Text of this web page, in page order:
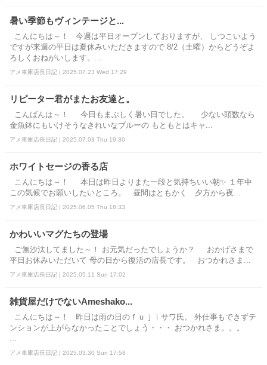
暑い季節もヴィンテージと...
こんにちは～！ 今週は平日オープンしておりますが、 しつこいよう
ですが来週の平日は夏休みいただきますので 8/2（土曜）からどうぞよ
ろしくおねがいします。...
アメ車庫店長日記 | 2025.07.23 Wed 17:29
リピーター君がまたお友達と。
こんばんは～！ 今日もまぶしく暑い日でした。 少ない頭数なら
金魚鉢にもいけそうなきれいなブルーの もともとはキャ...
アメ車庫店長日記 | 2025.07.03 Thu 19:30
ホワイトセージの香る店
こんにちは～！ 本日は昨日よりまた一段と気持ちいい朝✨ １年中
この気候でお願いしたいところ。 昼間はともかく 夕方から夜...
アメ車庫店長日記 | 2025.06.05 Thu 18:33
かわいいマグたちの登場
ご無沙汰してました～！ お元気だったでしょうか？ おかげさまで
平日お休みいただいて 母の日から復活の店長です。 おつかれさま...
アメ車庫店長日記 | 2025.05.11 Sun 17:02
雑貨屋だけでないAmeshako...
こんにちは～！ 昨日は雨の日のｆｕｊｉサワ氏。 外仕事もできずテ
ンションが上がらなかったことでしょう・・・ おつかれさま。。。
アメ車庫店長日記 | 2025.03.30 Sun 17:58